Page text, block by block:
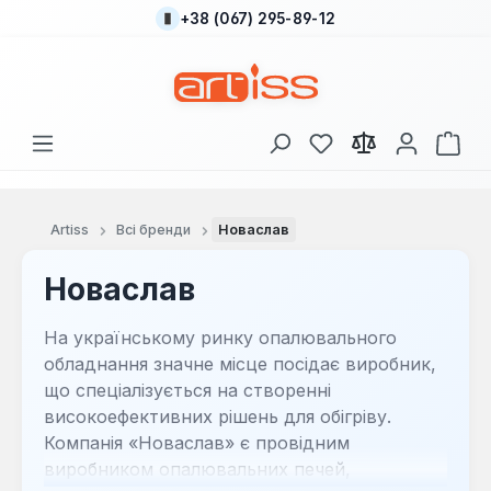
Перейти до основного вмісту
+38 (067) 295-89-12
У вас є 0 у списку
Artiss Всі бренди Новаслав
Новаслав
На українському ринку опалювального
обладнання значне місце посідає виробник,
що спеціалізується на створенні
високоефективних рішень для обігріву.
Компанія «Новаслав» є провідним
виробником опалювальних печей,